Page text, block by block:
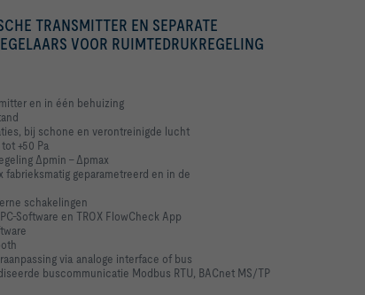
TRANSMITTER EN SEPARATE
VOOR RUIMTEDRUKREGELING
en in één behuizing
bij schone en verontreinigde lucht
+50 Pa
Δpmin - Δpmax
geparametreerd en in de
schakelingen
Software en TROX FlowCheck App
via analoge interface of bus
buscommunicatie Modbus RTU, BACnet MS/TP